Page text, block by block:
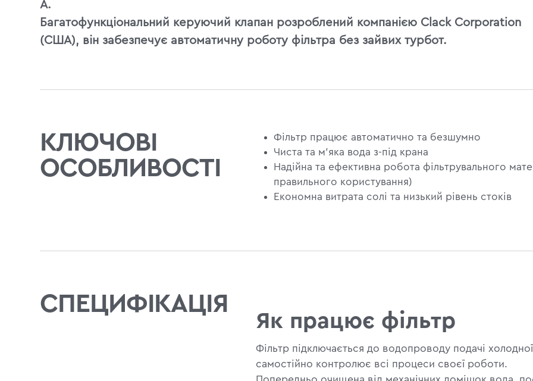
A.
Багатофункціональний керуючий клапан розроблений компанією Clack Corporation
(США), він забезпечує автоматичну роботу фільтра без зайвих турбот.
КЛЮЧОВІ
ОСОБЛИВОСТІ
Фільтр працює автоматично та безшумно
Чиста та м'яка вода з-під крана
Надійна та ефективна робота фільтрувального
правильного користування)
Економна витрата солі та низький рівень стоків
СПЕЦИФІКАЦІЯ
Як працює фільтр
Фільтр підключається до водопроводу подачі
самостійно контролює всі процеси своєї роботи.